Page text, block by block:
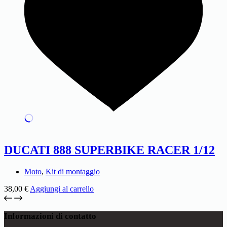
DUCATI 888 SUPERBIKE RACER 1/12
Moto, Kit di montaggio
38,00 € Aggiungi al carrello
Informazioni di contatto